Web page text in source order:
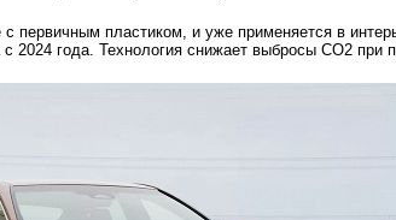
первичным пластиком, и уже применяется в
2024 года. Технология снижает выбросы CO2 при